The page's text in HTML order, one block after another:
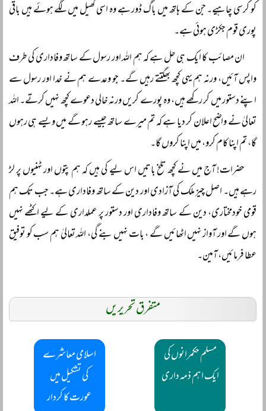
کو کرسی چاہیے۔ جن کے ہاتھ میں باگ ڈور ہے وہ اسی کھیل میں لگے ہوئے ہیں باقی
پوری قوم جکڑی ہوئی ہے۔
ان مصائب کا ایک ہی حل ہے کہ ہم اللہ اور رسول کے ساتھ وفاداری کی طرف
واپس آئیں، ورنہ ہم یہی کچھ بھگتتے رہیں گے۔ جو وعدے ہم نے خدا اور رسول سے
اپنے دستور میں کر رکھے ہیں، وہ پورے کریں ورنہ خالی دعوے کچھ نہیں کرتے۔ اللہ
تعالیٰ نے واضح اعلان کر دیا ہے کہ تم میرے ساتھ جیسے رہو گے میں ویسے ہی رہوں
گا، تم اپنا کام کرو، میں اپنا کروں گا۔
حضرات! آج میں نے کچھ تلخ باتیں اس لیے کی ہیں کہ ہم پتوں اور ٹہنیوں پر لڑ
رہے ہیں۔ اصل چیز ملک کی آزادی اور دین کے ساتھ وفاداری ہے۔ جب تک ہم
قومی خودمختاری، دین کے ساتھ وفاداری اور دستور پر عملداری کے لیے اکٹھے نہیں
ہوں گے اور آواز نہیں اٹھائیں گے ، بات نہیں بنے گی، اللہ تعالیٰ ہم سب کو توفیق
عطا فرمائیں، آمین۔
متفرق تحریریں
مسلم حکمرانوں کی
ایک اہم ذمہ داری
اسلامی معاشرے
کی تشکیل میں
عورت کا کردار